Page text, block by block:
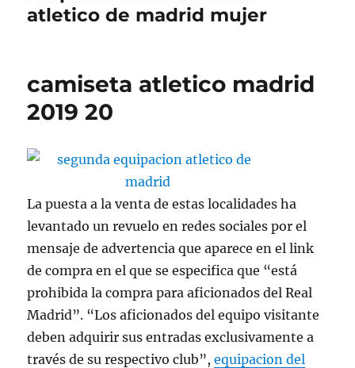
atletico de madrid mujer
camiseta atletico madrid
2019 20
La puesta a la venta de estas localidades ha
levantado un revuelo en redes sociales por el
mensaje de advertencia que aparece en el link
de compra en el que se especifica que “está
prohibida la compra para aficionados del Real
Madrid”. “Los aficionados del equipo visitante
deben adquirir sus entradas exclusivamente a
través de su respectivo club”,equipacion del